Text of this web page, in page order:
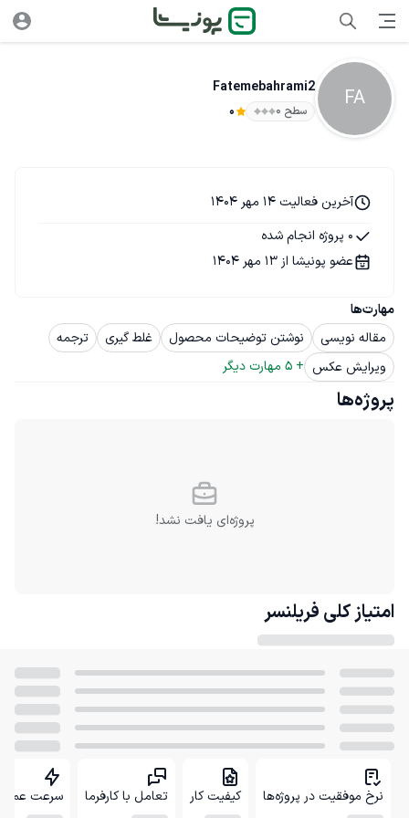
FA
Fatemebahrami2
سطح ۰ 0
مهارت‌ها
مقاله نویسی
نوشتن توضیحات محصول غلط گیری
ترجمه
ویرایش عکس +
5 مهارت دیگر
آخرین فعالیت 14 مهر 1404
0 پروژه انجام شده
عضو پونیشا از 13 مهر 1404
پروژه‌ها
پروژه‌ای یافت نشد!
امتیاز کلی فریلنسر
نرخ موفقیت در پروژه‌ها کیفیت کار تعامل با کارفرما سرعت عمل